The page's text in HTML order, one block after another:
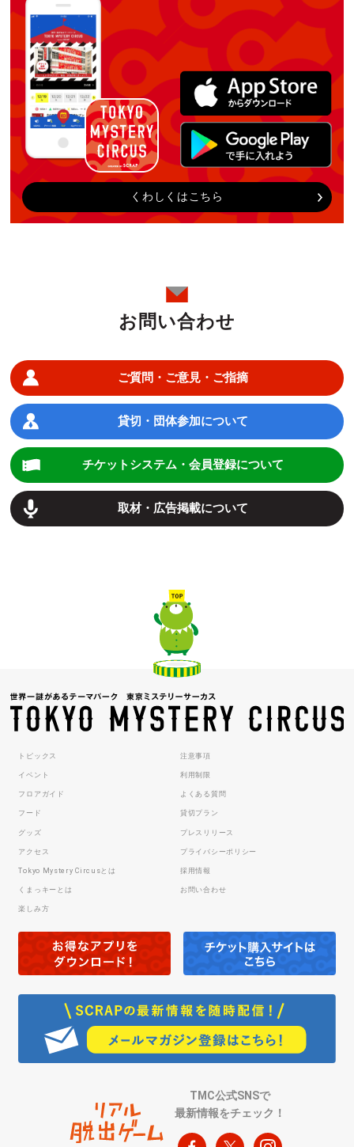
くわしくはこちら
お問い合わせ
ご質問・ご意見・ご指摘
貸切・団体参加について
チケットシステム・会員登録について
取材・広告掲載について
トピックス
イベント
フロアガイド
フード
グッズ
アクセス
Tokyo Mystery Circusとは
くまっキーとは
楽しみ方
注意事項
利用制限
よくある質問
貸切プラン
プレスリリース
プライバシーポリシー
採用情報
お問い合わせ
TMC公式SNSで
最新情報をチェック！